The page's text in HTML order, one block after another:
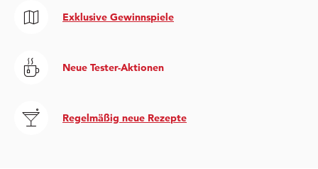
Exklusive Gewinnspiele
Neue Tester-Aktionen
Regelmäßig neue Rezepte